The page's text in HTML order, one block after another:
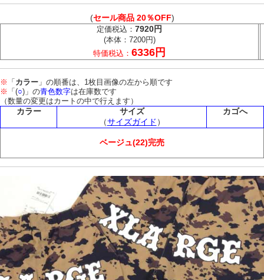
(セール商品 20％OFF)
定価税込： 7920円
(本体：7200円)
特価税込： 6336円
※ 「カラー 」の順番は、1枚目画像の左から順です
※ 「(○)」の青色数字は在庫数です
（数量の変更はカートの中で行えます）
カラー
サイズ
（サイズガイド ）
カゴへ
ベージュ(22)完売